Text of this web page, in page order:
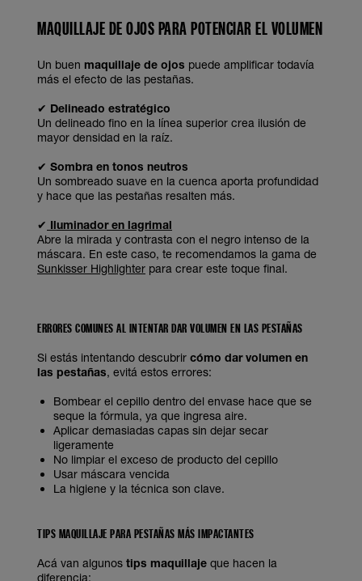
MAQUILLAJE DE OJOS PARA POTENCIAR EL VOLUMEN
Un buen maquillaje de ojos puede amplificar todavía
más el efecto de las pestañas.
✔ Delineado estratégico
Un delineado fino en la línea superior crea ilusión de
mayor densidad en la raíz.
✔ Sombra en tonos neutros
Un sombreado suave en la cuenca aporta profundidad
y hace que las pestañas resalten más.
✔ Iluminador en lagrimal
Abre la mirada y contrasta con el negro intenso de la
máscara. En este caso, te recomendamos la gama de
Sunkisser Highlighter para crear este toque final.
ERRORES COMUNES AL INTENTAR DAR VOLUMEN EN LAS PESTAÑAS
Si estás intentando descubrir cómo dar volumen en
las pestañas, evitá estos errores:
Bombear el cepillo dentro del envase hace que se
seque la fórmula, ya que ingresa aire.
Aplicar demasiadas capas sin dejar secar
ligeramente
No limpiar el exceso de producto del cepillo
Usar máscara vencida
La higiene y la técnica son clave.
TIPS MAQUILLAJE PARA PESTAÑAS MÁS IMPACTANTES
Acá van algunos tips maquillaje que hacen la
diferencia: